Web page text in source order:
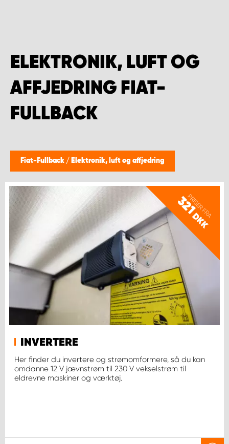
ELEKTRONIK, LUFT OG
AFFJEDRING FIAT-
FULLBACK
Fiat-Fullback / Elektronik, luft og affjedring
PRISER FRA
321
DKK
INVERTERE
Her finder du invertere og strømomformere, så du kan
omdanne 12 V jævnstrøm til 230 V vekselstrøm til
eldrevne maskiner og værktøj.